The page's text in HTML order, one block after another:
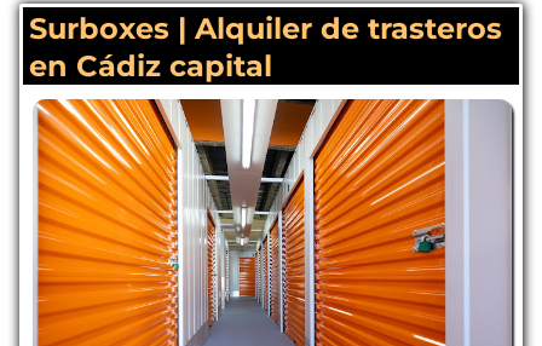
Surboxes | Alquiler de trasteros
en Cádiz capital